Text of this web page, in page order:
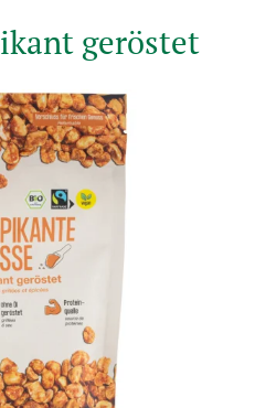
geröstet